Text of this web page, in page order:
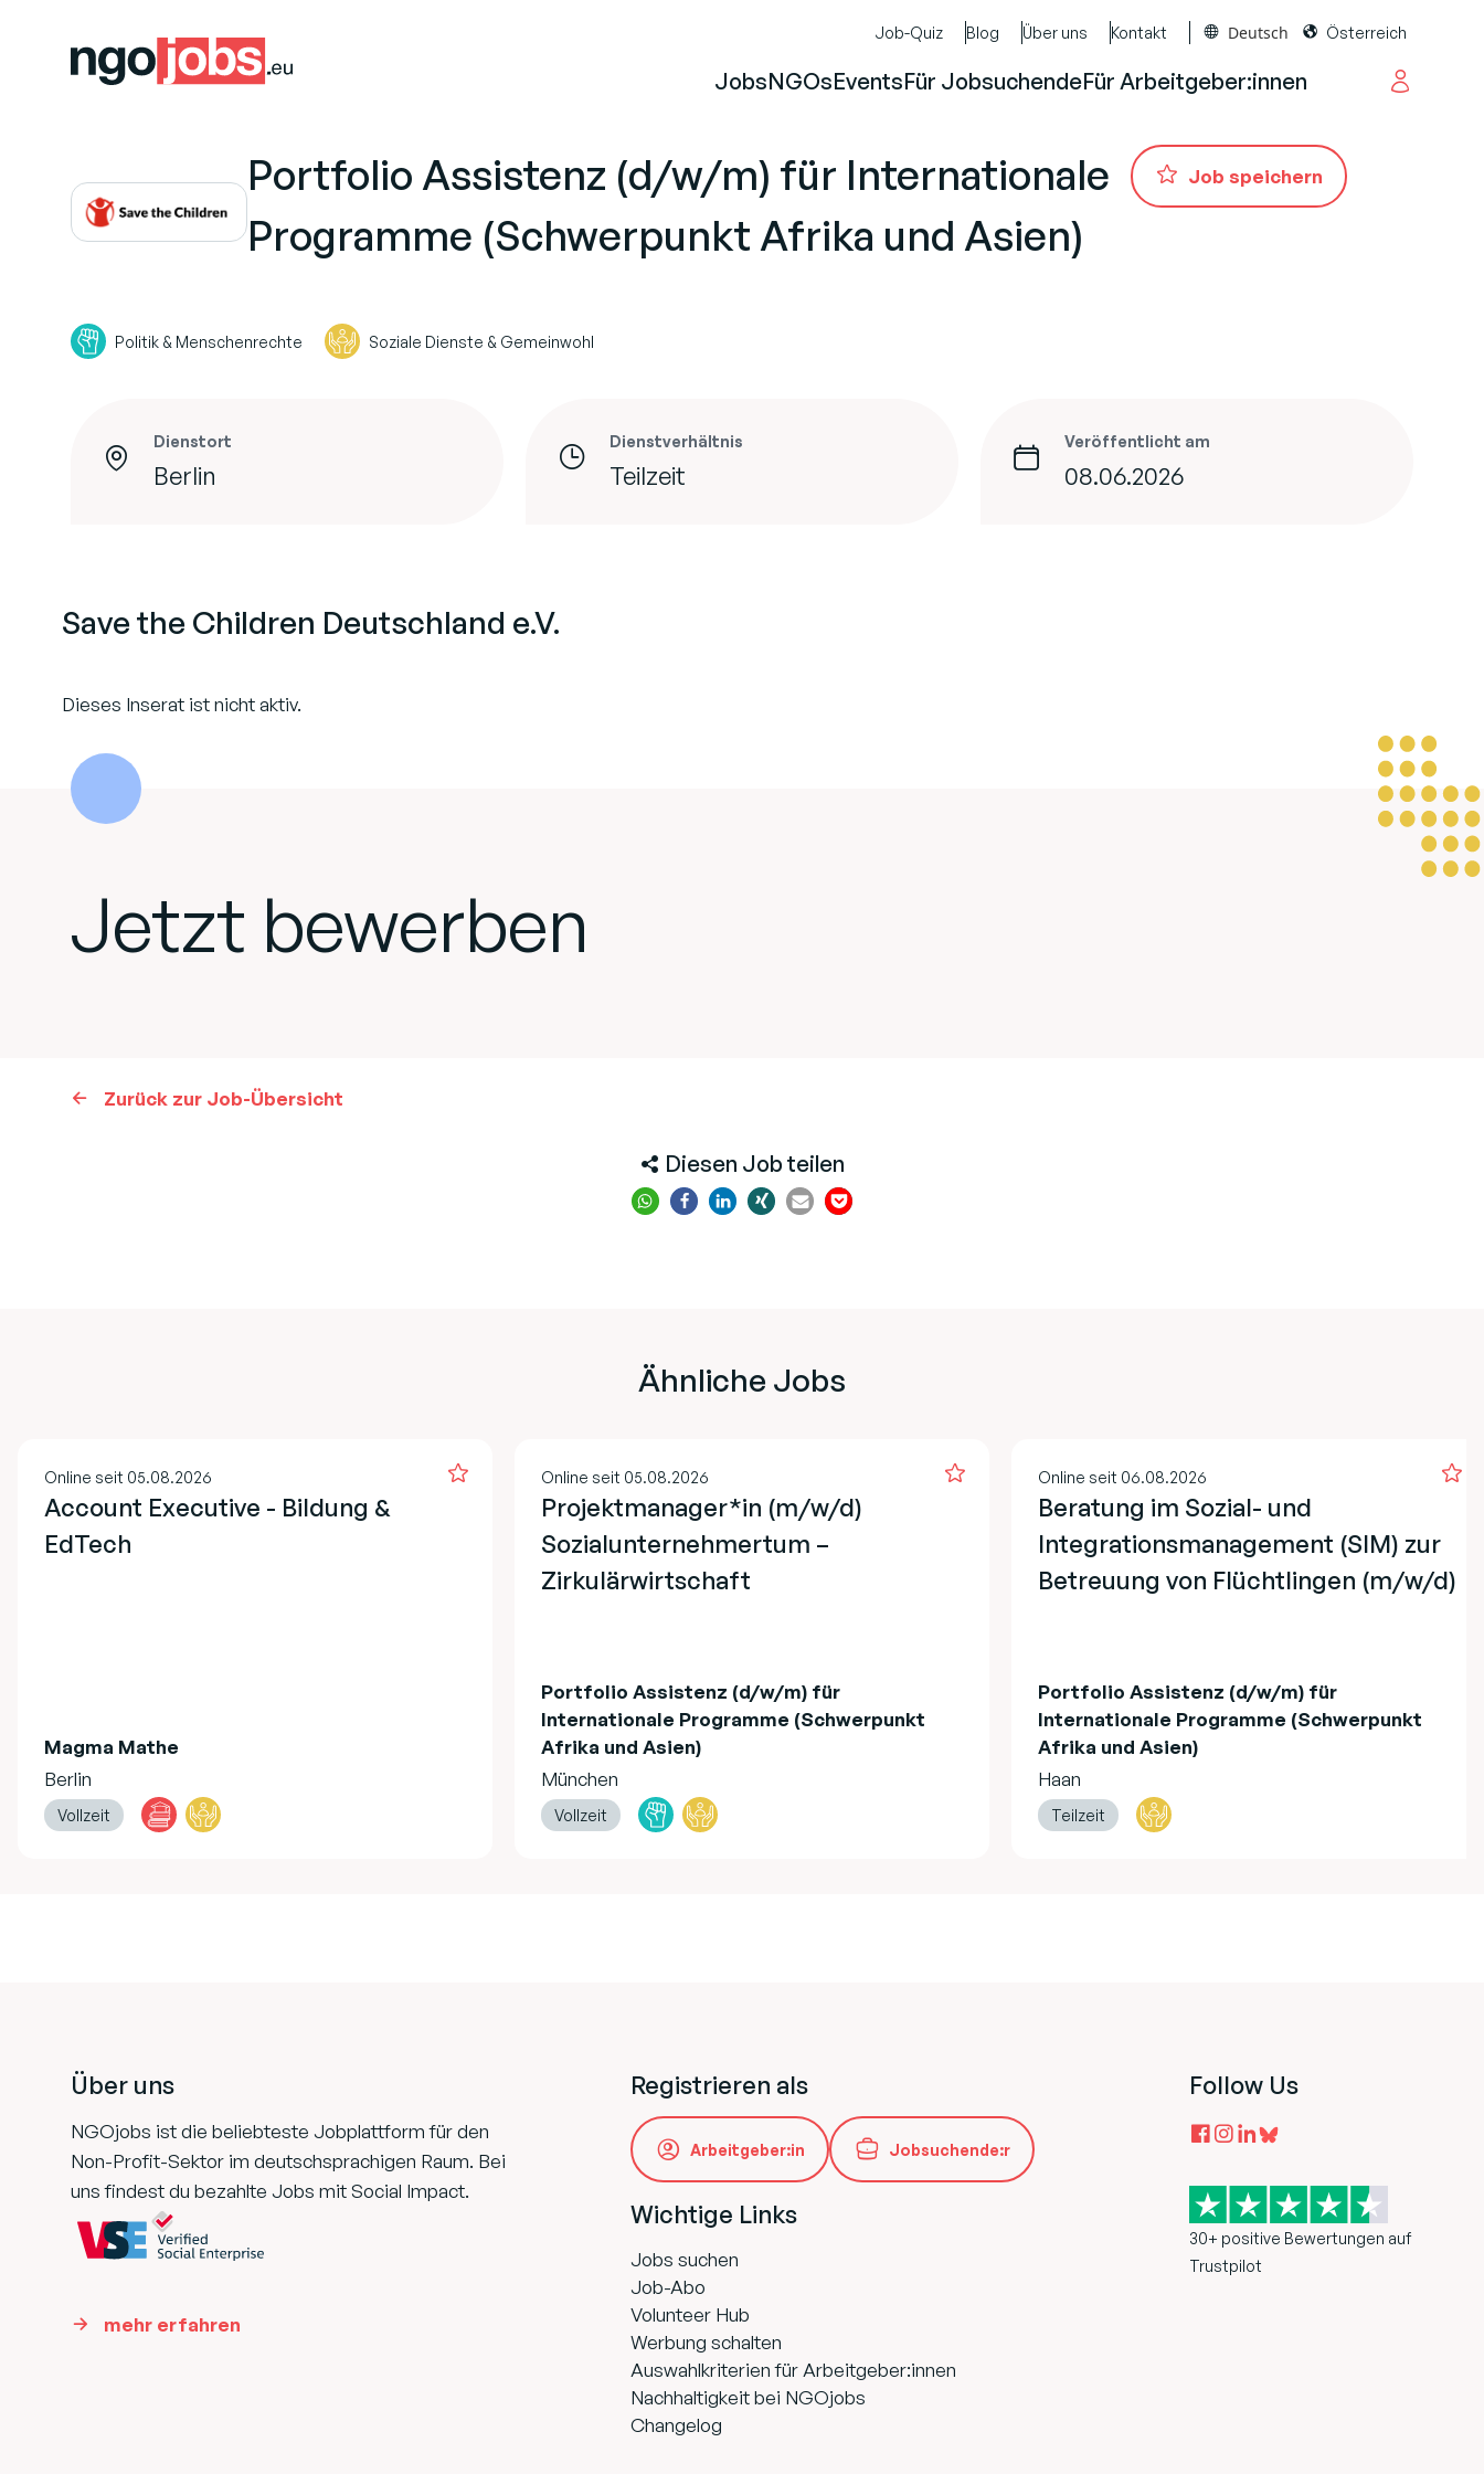
Job-Quiz Blog Über uns Kontakt Deutsch Österreich
JobsNGOsEventsFür JobsuchendeFür Arbeitgeber:innen
Portfolio Assistenz (d/w/m) für Internationale
Programme (Schwerpunkt Afrika und Asien)
Politik & Menschenrechte Soziale Dienste & Gemeinwohl
Job speichern
Dienstort
Berlin
Dienstverhältnis
Teilzeit
Veröffentlicht am
08.06.2026
Save the Children Deutschland e.V.
Dieses Inserat ist nicht aktiv.
Jetzt bewerben
Zurück zur Job-Übersicht
Diesen Job teilen
Ähnliche Jobs
Online seit 05.08.2026
Account Executive - Bildung &
EdTech
Magma Mathe
Berlin
Vollzeit
Online seit 05.08.2026
Projektmanager*in (m/w/d)
Sozialunternehmertum –
Zirkulärwirtschaft
Portfolio Assistenz (d/w/m) für
Internationale Programme (Schwerpunkt
Afrika und Asien)
München
Vollzeit
Online seit 06.08.2026
Beratung im Sozial- und
Integrationsmanagement (SIM) zur
Betreuung von Flüchtlingen (m/w/d)
Portfolio Assistenz (d/w/m) für
Internationale Programme (Schwerpunkt
Afrika und Asien)
Haan
Teilzeit
Über uns
NGOjobs ist die beliebteste Jobplattform für den
Non-Profit-Sektor im deutschsprachigen Raum. Bei
uns findest du bezahlte Jobs mit Social Impact.
mehr erfahren
Registrieren als
Arbeitgeber:in Jobsuchende:r
Wichtige Links
Jobs suchen
Job-Abo
Volunteer Hub
Werbung schalten
Auswahlkriterien für Arbeitgeber:innen
Nachhaltigkeit bei NGOjobs
Changelog
Follow Us
30+ positive Bewertungen auf
Trustpilot